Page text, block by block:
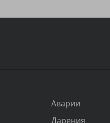
Аварии
Дарения